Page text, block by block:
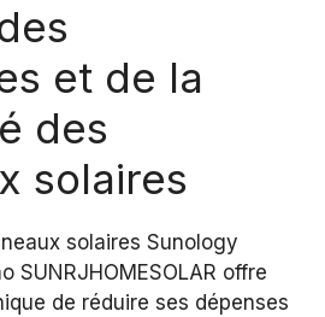
et de la
des
solaires
solaires Sunology
SUNRJHOMESOLAR offre
de réduire ses dépenses